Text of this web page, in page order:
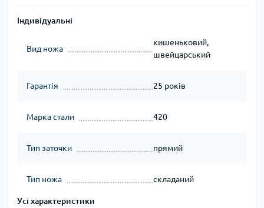
Індивідуальні
Вид ножа
кишеньковий,
швейцарський
Гарантія 25 років
Марка стали 420
Тип заточки прямий
Тип ножа складаний
Усі характеристики